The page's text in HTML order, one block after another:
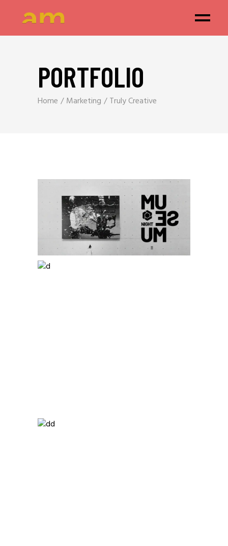
PORTFOLIO
Home Marketing Truly Creative